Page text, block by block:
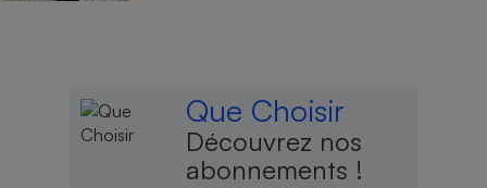
Que Choisir
Découvrez nos
abonnements !